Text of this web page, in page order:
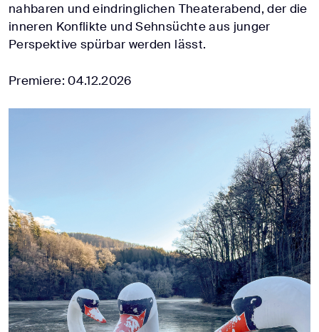
nahbaren und eindringlichen Theaterabend, der die
inneren Konflikte und Sehnsüchte aus junger
Perspektive spürbar werden lässt.
Premiere: 04.12.2026